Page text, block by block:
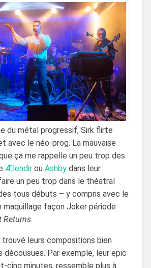
du métal progressif, Sirk flirte
avec le néo-prog. La mauvaise
ça me rappelle un peu trop des
Ælendirou Ashbydans leur
un peu trop dans le théatral
tous débuts – y compris avec le
maquillage façon Joker période
Returns.
trouvé leurs compositions bien
décousues. Par exemple, leur epic
cinq minutes, ressemble plus à